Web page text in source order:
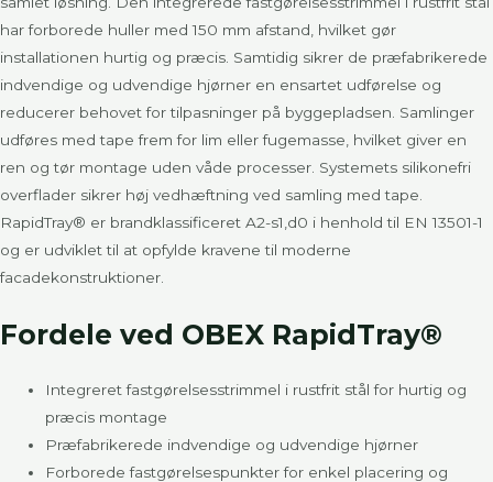
har forborede huller med 150 mm afstand, hvilket gør
installationen hurtig og præcis. Samtidig sikrer de præfabrikerede
indvendige og udvendige hjørner en ensartet udførelse og
reducerer behovet for tilpasninger på byggepladsen. Samlinger
udføres med tape frem for lim eller fugemasse, hvilket giver en
ren og tør montage uden våde processer. Systemets silikonefri
overflader sikrer høj vedhæftning ved samling med tape.
RapidTray® er brandklassificeret A2-s1,d0 i henhold til EN 13501-1
og er udviklet til at opfylde kravene til moderne
facadekonstruktioner.
Fordele ved OBEX RapidTray®
Integreret fastgørelsesstrimmel i rustfrit stål for hurtig og
præcis montage
Præfabrikerede indvendige og udvendige hjørner
Forborede fastgørelsespunkter for enkel placering og